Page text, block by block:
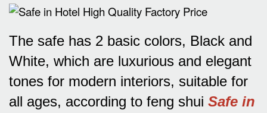
The safe has 2 basic colors, Black and
White, which are luxurious and elegant
tones for modern interiors, suitable for
all ages, according to feng shui Safe in